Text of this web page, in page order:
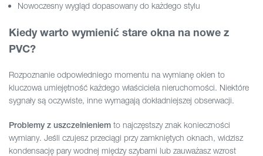
Nowoczesny wygląd dopasowany do każdego stylu
Kiedy warto wymienić stare okna na nowe z
PVC?
Rozpoznanie odpowiedniego momentu na wymianę okien to
kluczowa umiejętność każdego właściciela nieruchomości. Niektóre
sygnały są oczywiste, inne wymagają dokładniejszej obserwacji.
Problemy z uszczelnieniem to najczęstszy znak konieczności
wymiany. Jeśli czujesz przeciągi przy zamkniętych oknach, widzisz
kondensację pary wodnej między szybami lub zauważasz wzrost